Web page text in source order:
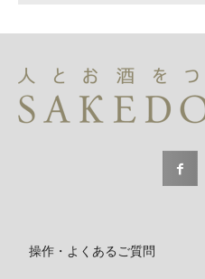
操作・よくあるご質問